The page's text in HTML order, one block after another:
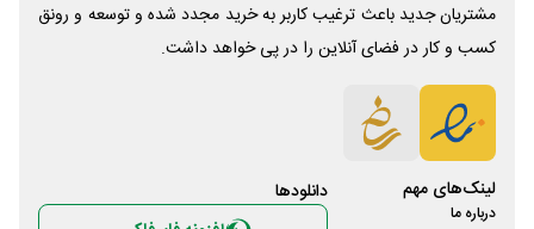
مشتریان جدید باعث ترغیب کاربر به خرید مجدد شده و توسعه و رونق
کسب و کار در فضای آنلاین را در پی خواهد داشت.
لینک‌های مهم
درباره ما
دانلود‌ها